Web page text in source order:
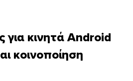
κινητά Android
κοινοποίηση